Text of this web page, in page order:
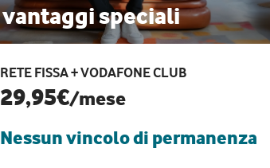
vantaggi speciali
RETE FISSA + VODAFONE CLUB
29,95€/mese
Nessun vincolo di permanenza